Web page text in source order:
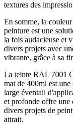
textures des
En somme, la
peinture est une
la fois audacieuse et
divers projets avec
vibrante, grâce à sa
La teinte RAL 7001
mat de 400ml est
large éventail
et profonde offre une
divers projets de
attrait.